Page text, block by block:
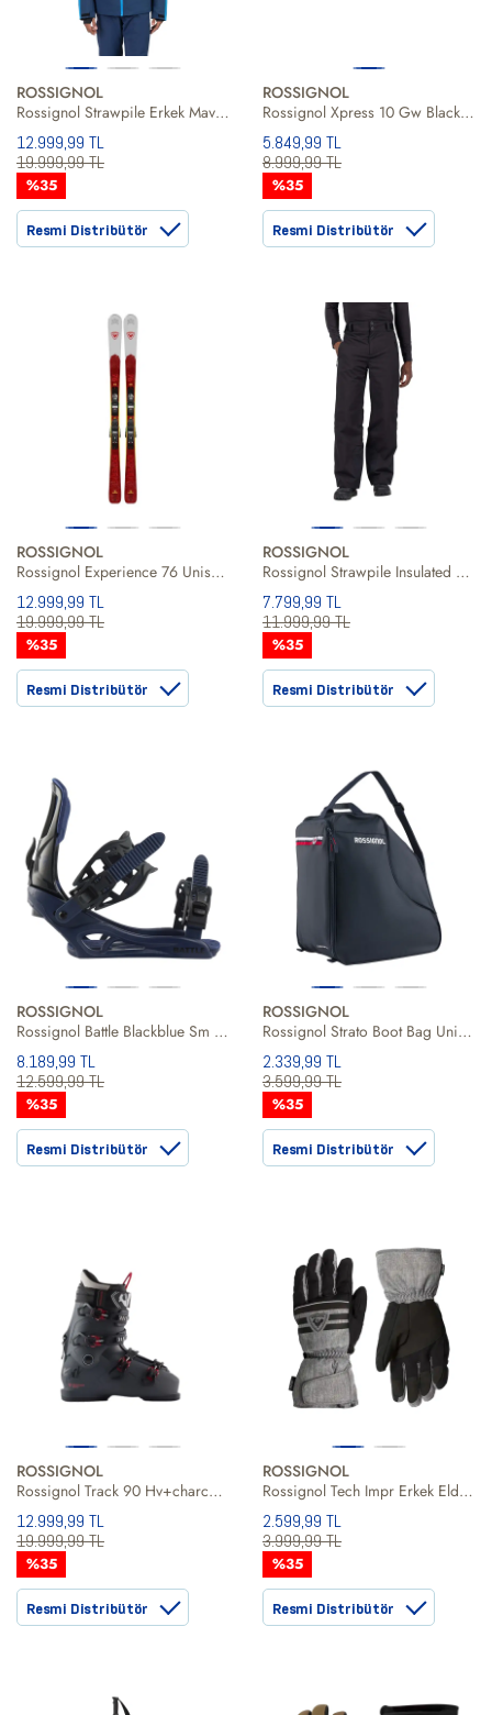
ROSSIGNOL
Rossignol Strawpile Erkek Mavi Kayak Ceketi
12.999,99 TL
19.999,99 TL
%35
Resmi Distribütör
ROSSIGNOL
Rossignol Xpress 10 Gw Black Hot Red Unisex Siyah Kayak Bağlaması
5.849,99 TL
8.999,99 TL
%35
Resmi Distribütör
ROSSIGNOL
Rossignol Experience 76 Unisex Kayak
12.999,99 TL
19.999,99 TL
%35
Resmi Distribütör
ROSSIGNOL
Rossignol Strawpile Insulated Pant Erkek Kayak Pantolonu
7.799,99 TL
11.999,99 TL
%35
Resmi Distribütör
ROSSIGNOL
Rossignol Battle Blackblue Sm Erkek Siyah Snowboard Bağlaması
8.189,99 TL
12.599,99 TL
%35
Resmi Distribütör
ROSSIGNOL
Rossignol Strato Boot Bag Unisex Koşu Ayakkabı Çantası
2.339,99 TL
3.599,99 TL
%35
Resmi Distribütör
ROSSIGNOL
Rossignol Track 90 Hv+charcoal Erkek Gri Kayak Ayakkabısı
12.999,99 TL
19.999,99 TL
%35
Resmi Distribütör
ROSSIGNOL
Rossignol Tech Impr Erkek Eldiven
2.599,99 TL
3.999,99 TL
%35
Resmi Distribütör